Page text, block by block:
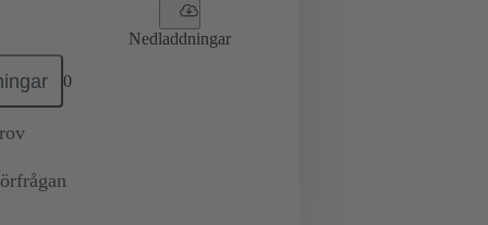
Nedladdningar
0